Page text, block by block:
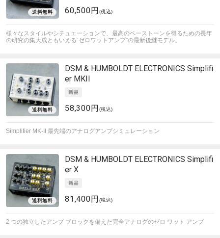
60,500円 (税込)
様々なスタイルやシチュエーションで、最高のベーストーンを得るための長年
の研究の集大成ともいえる“ゼロワットアンプ”の最新後継モデル。
DSM & HUMBOLDT ELECTRONICS Simplifi
er MKII
58,300円 (税込)
Simplifier MK-II 最先端のアナログアンプシミュレーション
DSM & HUMBOLDT ELECTRONICS Simplifi
er X
81,400円 (税込)
2 つの独立したアンプ ブロックを備えた完全アナログのゼロ ワット アンプ